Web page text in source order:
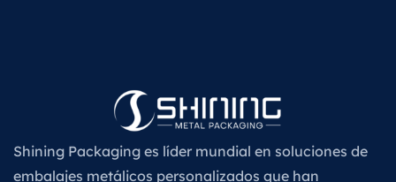
Shining Packaging es líder mundial en soluciones de
embalajes metálicos personalizados que han